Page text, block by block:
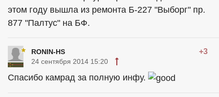
этом году вышла из ремонта Б-227 "Выборг" пр.
877 "Палтус" на БФ.
RONIN-HS +3
24 сентября 2014 15:20
Спасибо камрад за полную инфу.